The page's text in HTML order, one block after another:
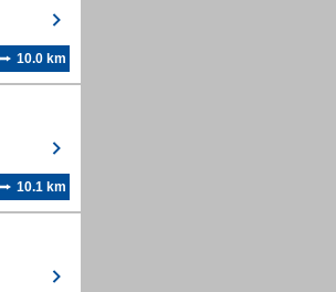
10.0 km
10.1 km